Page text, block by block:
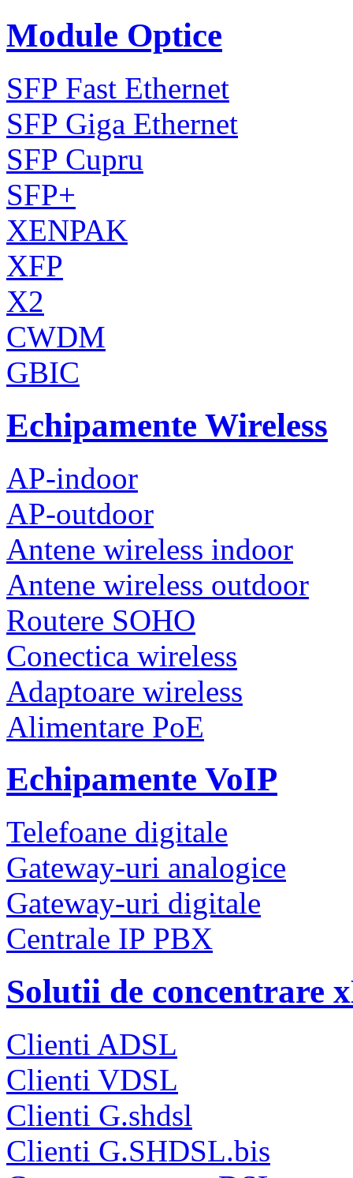
Module Optice
SFP Fast Ethernet
SFP Giga Ethernet
SFP Cupru
SFP+
XENPAK
XFP
X2
CWDM
GBIC
Echipamente Wireless
AP-indoor
AP-outdoor
Antene wireless indoor
Antene wireless outdoor
Routere SOHO
Conectica wireless
Adaptoare wireless
Alimentare PoE
Echipamente VoIP
Telefoane digitale
Gateway-uri analogice
Gateway-uri digitale
Centrale IP PBX
Solutii de concentrare
Clienti ADSL
Clienti VDSL
Clienti G.shdsl
Clienti G.SHDSL.bis